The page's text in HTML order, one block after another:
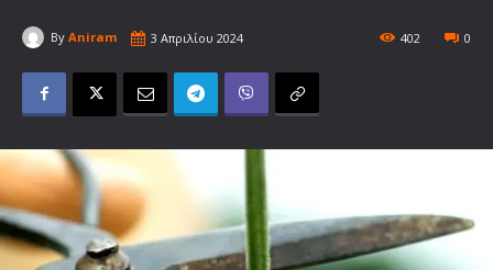
By Aniram 3 Απριλίου 2024 0
402